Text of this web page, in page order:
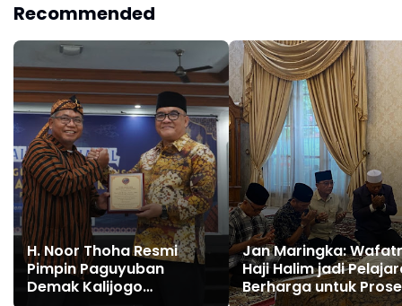
Recommended
H. Noor Thoha Resmi
Pimpin Paguyuban
Demak Kalijogo
Jan Maringka:
Haji Halim jadi
Berharga untuk